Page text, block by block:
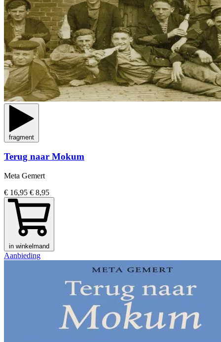
fragment
Terug naar Mokum
Meta Gemert
€ 16,95 € 8,95
in winkelmand
Aanbieding